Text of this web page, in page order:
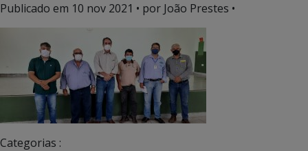
Publicado em 10 nov 2021 • por João Prestes •
Categorias :